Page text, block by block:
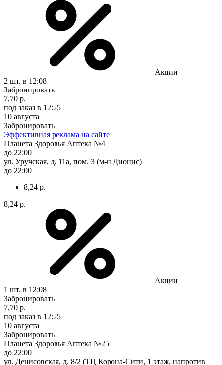
Акции
2 шт. в 12:08
Забронировать
7,70 р.
под заказ в 12:25
10 августа
Забронировать
Эффективная реклама на сайте
Планета Здоровья Аптека №4
до 22:00
ул. Уручская, д. 11а, пом. 3 (м-н Дионис)
до 22:00
8,24 р.
8,24 р.
Акции
1 шт. в 12:08
Забронировать
7,70 р.
под заказ в 12:25
10 августа
Забронировать
Планета Здоровья Аптека №25
до 22:00
ул. Денисовская, д. 8/2 (ТЦ Корона-Сити, 1 этаж, напротив